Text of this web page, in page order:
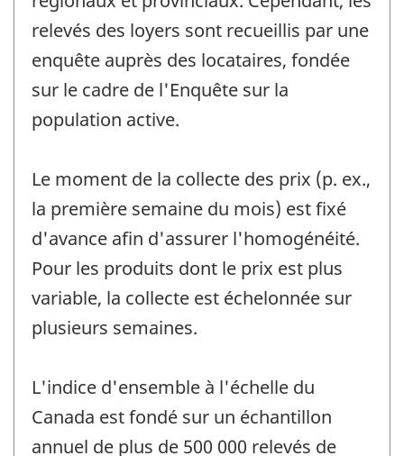
relevés des loyers sont recueillis par une
enquête auprès des locataires, fondée
sur le cadre de l'Enquête sur la
population active.
Le moment de la collecte des prix (p. ex.,
la première semaine du mois) est fixé
d'avance afin d'assurer l'homogénéité.
Pour les produits dont le prix est plus
variable, la collecte est échelonnée sur
plusieurs semaines.
L'indice d'ensemble à l'échelle du
Canada est fondé sur un échantillon
annuel de plus de 500 000 relevés de